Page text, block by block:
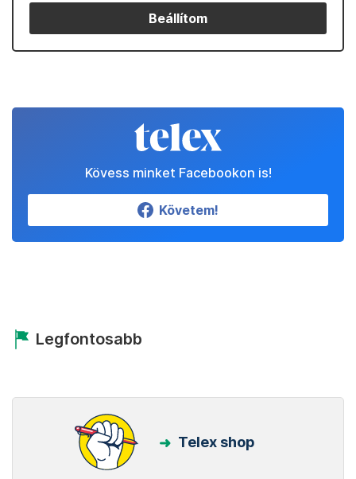
Beállítom
Kövess minket Facebookon is!
Követem!
Legfontosabb
Telex shop